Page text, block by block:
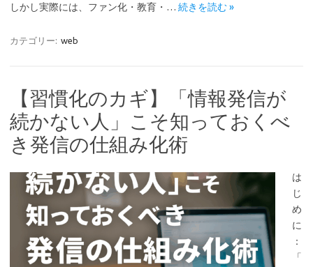
しかし実際には、ファン化・教育・… 続きを読む »
カテゴリー: web
【習慣化のカギ】「情報発信が
続かない人」こそ知っておくべ
き発信の仕組み化術
は
じ
め
に
：
「